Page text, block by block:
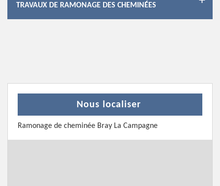
TRAVAUX DE RAMONAGE DES CHEMINÉES
Nous localiser
Ramonage de cheminée Bray La Campagne